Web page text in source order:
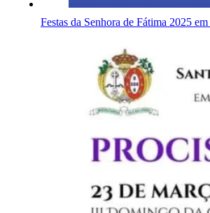
Festas da Senhora de Fátima 2025